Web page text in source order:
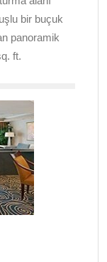
bir buçuk
panoramik
ft.